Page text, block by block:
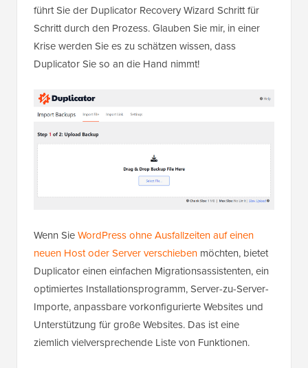
führt Sie der Duplicator Recovery Wizard Schritt für
Schritt durch den Prozess. Glauben Sie mir, in einer
Krise werden Sie es zu schätzen wissen, dass
Duplicator Sie so an die Hand nimmt!
Wenn SieWordPress ohne Ausfallzeiten auf einen
neuen Host oder Server verschieben möchten, bietet
Duplicator einen einfachen Migrationsassistenten, ein
optimiertes Installationsprogramm, Server-zu-Server-
Importe, anpassbare vorkonfigurierte Websites und
Unterstützung für große Websites. Das ist eine
ziemlich vielversprechende Liste von Funktionen.